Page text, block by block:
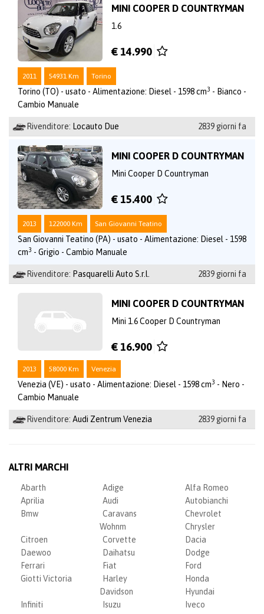
MINI COOPER D COUNTRYMAN
1.6
€ 14.990
2011 54931 Km Torino
Torino (TO) - usato - Alimentazione: Diesel - 1598 cm3 - Bianco -
Cambio Manuale
Rivenditore: Locauto Due 2839 giorni fa
MINI COOPER D COUNTRYMAN
Mini Cooper D Countryman
€ 15.400
2013 122000 Km San Giovanni Teatino
San Giovanni Teatino (PA) - usato - Alimentazione: Diesel - 1598
cm3 - Grigio - Cambio Manuale
Rivenditore: Pasquarelli Auto S.r.l. 2839 giorni fa
MINI COOPER D COUNTRYMAN
Mini 1.6 Cooper D Countryman
€ 16.900
2013 58000 Km Venezia
Venezia (VE) - usato - Alimentazione: Diesel - 1598 cm3 - Nero -
Cambio Manuale
Rivenditore: Audi Zentrum Venezia 2839 giorni fa
ALTRI MARCHI
Abarth Adige
Alfa Romeo
Aprilia
Audi
Autobianchi
Bmw
Caravans
Wohnm
Chevrolet
Chrysler
Citroen
Corvette
Dacia
Daewoo
Daihatsu
Dodge
Ferrari
Fiat
Ford
Giotti Victoria
Harley
Davidson
Honda
Hyundai
Infiniti
Isuzu
Iveco